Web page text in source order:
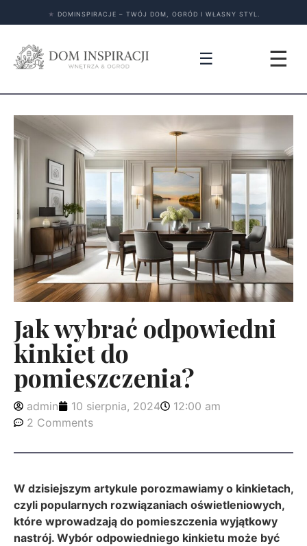
★ DOMINSPIRACJE – TWÓJ DOM, OGRÓD I WŁASNY STYL.
☰ ☰
Jak wybrać odpowiedni
kinkiet do
pomieszczenia?
admin 10 sierpnia, 2024
12:00 am
2 Comments
W dzisiejszym artykule porozmawiamy o kinkietach,
czyli popularnych rozwiązaniach oświetleniowych,
które wprowadzają do pomieszczenia wyjątkowy
nastrój. Wybór odpowiedniego kinkietu może być